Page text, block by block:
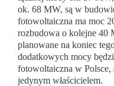
ok. 68 MW, są w
fotowoltaiczna ma moc
rozbudowa o kolejne 40
planowane na koniec
dodatkowych mocy
fotowoltaiczna w
jedynym właścicielem.